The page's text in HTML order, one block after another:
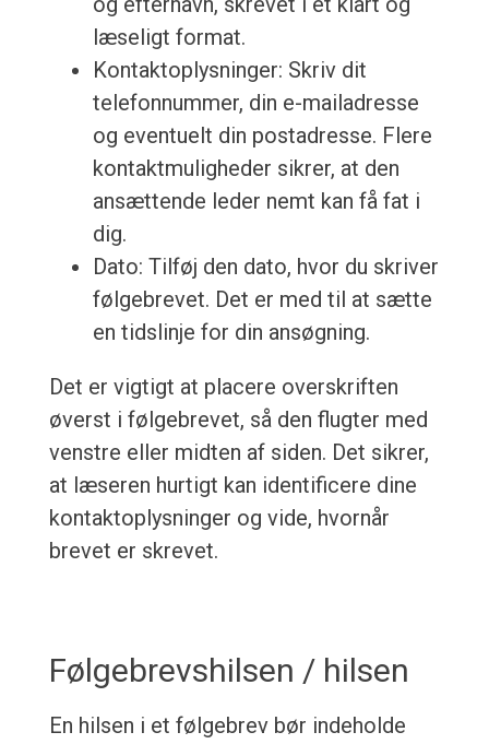
læseligt format.
Kontaktoplysninger: Skriv dit
telefonnummer, din e-mailadresse
og eventuelt din postadresse. Flere
kontaktmuligheder sikrer, at den
ansættende leder nemt kan få fat i
dig.
Dato: Tilføj den dato, hvor du skriver
følgebrevet. Det er med til at sætte
en tidslinje for din ansøgning.
Det er vigtigt at placere overskriften
øverst i følgebrevet, så den flugter med
venstre eller midten af siden. Det sikrer,
at læseren hurtigt kan identificere dine
kontaktoplysninger og vide, hvornår
brevet er skrevet.
Følgebrevshilsen / hilsen
En hilsen i et følgebrev bør indeholde